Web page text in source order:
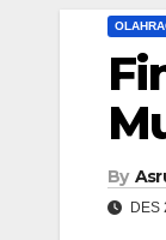
By
DES